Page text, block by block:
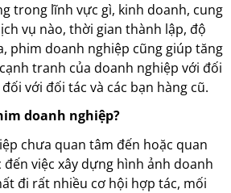
trong lĩnh vực gì, kinh doanh, cung
vụ nào, thời gian thành lập, độ
phim doanh nghiệp cũng giúp tăng
tranh của doanh nghiệp với đối
với đối tác và các bạn hàng cũ.
doanh nghiệp?
chưa quan tâm đến hoặc quan
việc xây dựng hình ảnh doanh
đi rất nhiều cơ hội hợp tác, mối